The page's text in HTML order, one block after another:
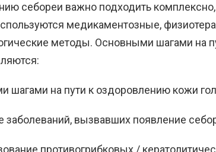
себореи важно подходить
медикаментозные,
методы. Основными шагами на
шагами на пути к оздоровлению кожи
заболеваний, вызвавших появление
противогрибковых /